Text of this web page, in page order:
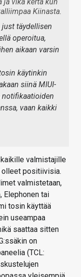
Kiinasta.
täydellisen
operoitua,
aikaan varsin
käytinkin
siinä MIUI-
vaan kaikki
kaikille valmistajille
olleet positiivisia.
valmistetaan,
Elephonen tai
tosin käyttää
useampaa
saattaa sitten
on
(TCL: